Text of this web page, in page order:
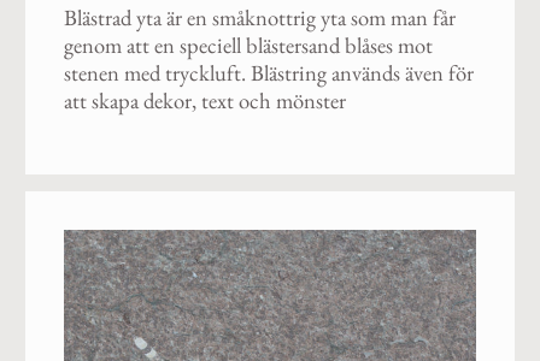
Blästrad yta är en småknottrig yta som man får
genom att en speciell blästersand blåses mot
stenen med tryckluft. Blästring används även för
att skapa dekor, text och mönster